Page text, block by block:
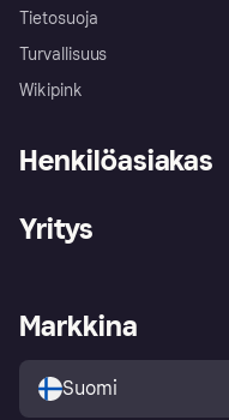
Tietosuoja
Turvallisuus
Wikipink
Henkilöasiakas
Kirjaudu sisään
Tutustu kauppoihin
Ostajan turva
Yritys
Kirjaudu sisään yrityksenä
Markkina
Suomi